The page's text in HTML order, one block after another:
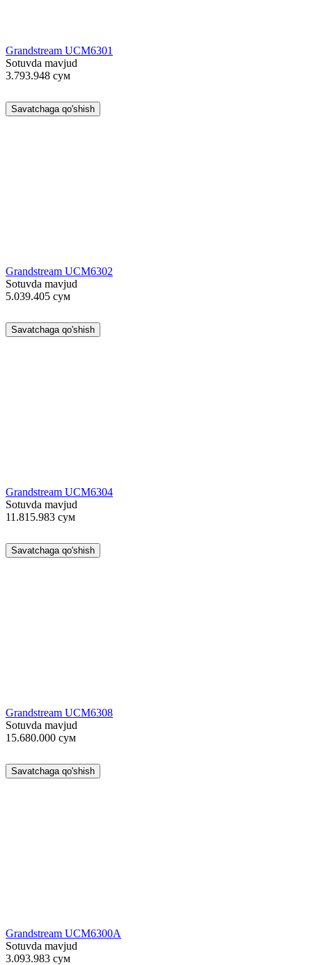
Grandstream UCM6301
Sotuvda mavjud
3.793.948 сум
Savatchaga qo'shish
Grandstream UCM6302
Sotuvda mavjud
5.039.405 сум
Savatchaga qo'shish
Grandstream UCM6304
Sotuvda mavjud
11.815.983 сум
Savatchaga qo'shish
Grandstream UCM6308
Sotuvda mavjud
15.680.000 сум
Savatchaga qo'shish
Grandstream UCM6300A
Sotuvda mavjud
3.093.983 сум